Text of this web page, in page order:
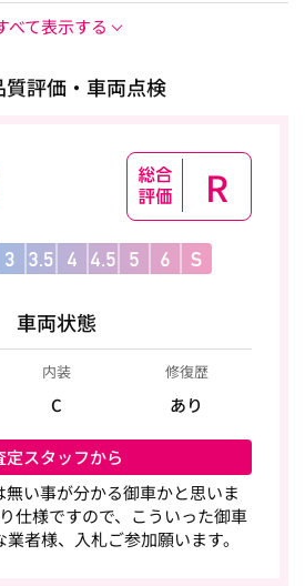
べて表示する
質評価・車両点検
R
車両状態
内装
C
修復歴
あり
定スタッフから
い事が分かる御車かと思いま
仕様ですので、こういった御車
者様、入札ご参加願います。